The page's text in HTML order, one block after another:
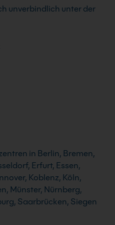
unverbindlich unter der
in Berlin, Bremen,
Erfurt, Essen,
Koblenz, Köln,
Münster, Nürnberg,
Saarbrücken, Siegen